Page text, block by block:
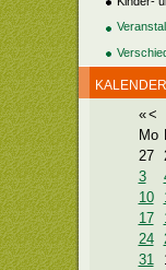
KALENDER
«<
Mo
27
3
10
17
24
31